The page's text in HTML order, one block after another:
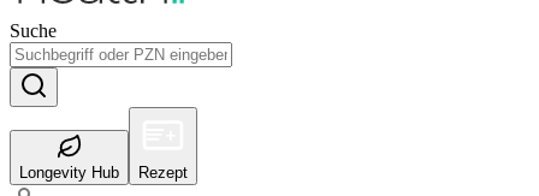
Suche
Longevity Hub Rezept